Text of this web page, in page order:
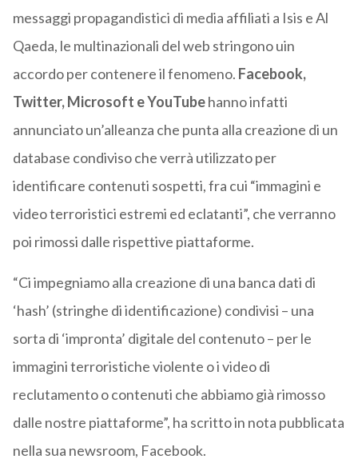
messaggi propagandistici di media affiliati a Isis e Al
Qaeda, le multinazionali del web stringono uin
accordo per contenere il fenomeno. Facebook,
Twitter, Microsoft e YouTubehanno infatti
annunciato un’alleanza che punta alla creazione di un
database condiviso che verrà utilizzato per
identificare contenuti sospetti, fra cui “immagini e
video terroristici estremi ed eclatanti”, che verranno
poi rimossi dalle rispettive piattaforme.
“Ci impegniamo alla creazione di una banca dati di
‘hash’ (stringhe di identificazione) condivisi – una
sorta di ‘impronta’ digitale del contenuto – per le
immagini terroristiche violente o i video di
reclutamento o contenuti che abbiamo già rimosso
dalle nostre piattaforme”, ha scritto in nota pubblicata
nella sua newsroom, Facebook.